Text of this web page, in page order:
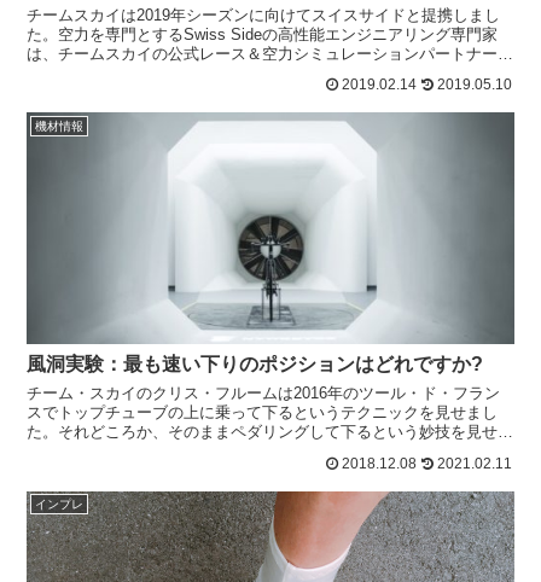
チームスカイは2019年シーズンに向けてスイスサイドと提携しまし
た。空力を専門とするSwiss Sideの高性能エンジニアリング専門家
は、チームスカイの公式レース＆空力シミュレーションパートナーに
2019.02.14 2019.05.10
機材情報
風洞実験：最も速い下りのポジションはどれですか?
チーム・スカイのクリス・フルームは2016年のツール・ド・フラン
スでトップチューブの上に乗って下るというテクニックを見せまし
た。それどころか、そのままペダリングして下るという妙技を見せて
2018.12.08 2021.02.11
インプレ